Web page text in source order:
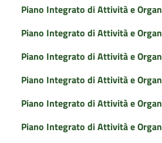
Piano Integrato di Attività e
Piano Integrato di Attività e
Piano Integrato di Attività e
Piano Integrato di Attività e
Piano Integrato di Attività e
Piano Integrato di Attività e